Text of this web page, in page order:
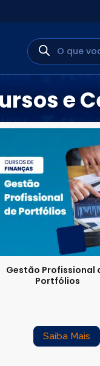
MINHA
e
Gestão Profissional
Portfólios
Saiba Mais